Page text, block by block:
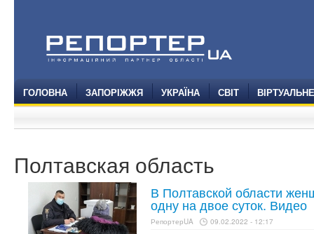
ГОЛОВНА ЗАПОРІЖЖЯ УКРАЇНА СВІТ
Полтавская область
В Полтавской области
одну на двое суток. Видео
РепортерUA 09.02.2022 - 12:17